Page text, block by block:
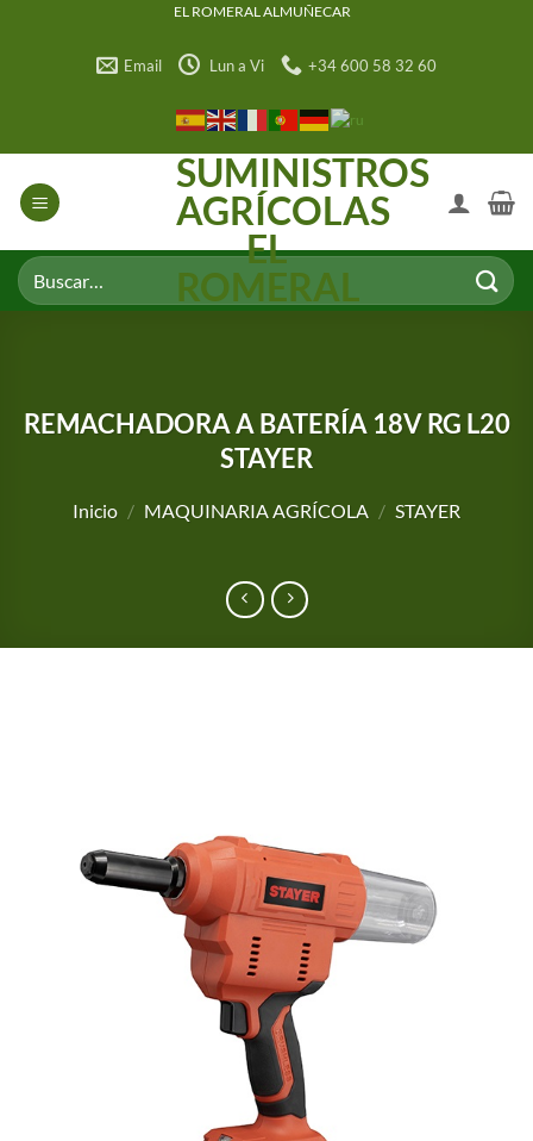
EL ROMERAL ALMUÑECAR
Email Lun a Vi +34 600 58 32 60
SUMINISTROS
AGRÍCOLAS
EL
ROMERAL
Buscar
por:
REMACHADORA A BATERÍA 18V RG L20
STAYER
Inicio / MAQUINARIA AGRÍCOLA / STAYER